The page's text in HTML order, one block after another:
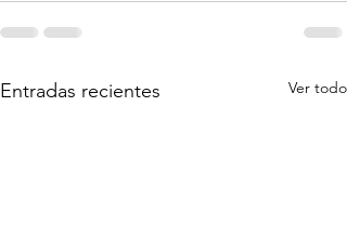
Entradas recientes Ver todo